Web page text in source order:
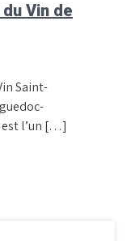
Vin de
Saint-
est l’un […]